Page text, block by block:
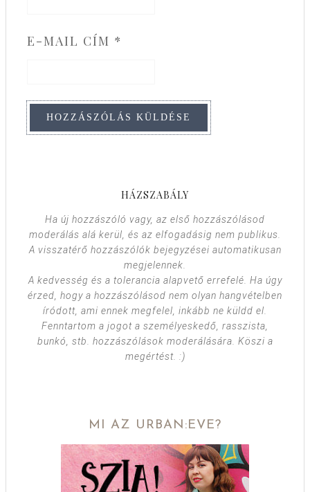
E-MAIL CÍM *
HÁZSZABÁLY
Ha új hozzászóló vagy, az első hozzászólásod
moderálás alá kerül, és az elfogadásig nem publikus.
A visszatérő hozzászólók bejegyzései automatikusan
megjelennek.
A kedvesség és a tolerancia alapvető errefelé. Ha úgy
érzed, hogy a hozzászólásod nem olyan hangvételben
íródott, ami ennek megfelel, inkább ne küldd el.
Fenntartom a jogot a személyeskedő, rasszista,
bunkó, stb. hozzászólások moderálására. Köszi a
megértést. :)
MI AZ URBAN:EVE?